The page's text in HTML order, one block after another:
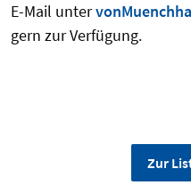
E-Mail unter
gern zur Verfügung.
Zur